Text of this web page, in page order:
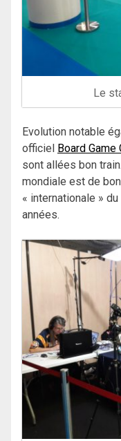
Le
Evolution notable
officiel Board Game
sont allées bon
mondiale est de
« internationale »
années.